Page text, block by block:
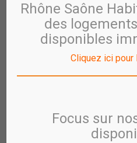
Rhône Saône
des
disponibles
Cliquez ici pour
Focus sur